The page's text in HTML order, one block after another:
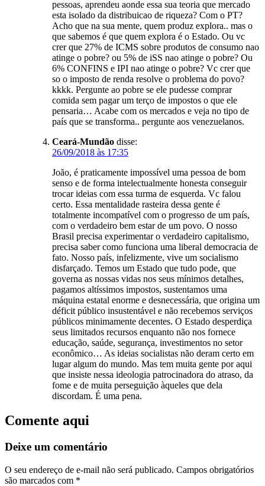
pessoas, aprendeu aonde essa sua teoria que mercado
esta isolado da distribuicao de riqueza? Com o PT?
Acho que na sua mente, quem produz explora.. mas o
que sabemos é que quem explora é o Estado. Ou vc
crer que 27% de ICMS sobre produtos de consumo nao
atinge o pobre? ou 5% de iSS nao atinge o pobre? Ou
6% CONFINS e IPI nao atinge o pobre? Vc crer que
so o imposto de renda resolve o problema do povo?
kkkk. Pergunte ao pobre se ele pudesse comprar
comida sem pagar um terço de impostos o que ele
pensaria… Acabe com os mercados e veja no tipo de
país que se transforma.. pergunte aos venezuelanos.
Ceará-Mundão disse:
26/09/2018 às 17:35
João, é praticamente impossível uma pessoa de bom
senso e de forma intelectualmente honesta conseguir
trocar ideias com essa turma de esquerda. Vc falou
certo. Essa mentalidade rasteira dessa gente é
totalmente incompatível com o progresso de um país,
com o verdadeiro bem estar de um povo. O nosso
Brasil precisa experimentar o verdadeiro capitalismo,
precisa saber como funciona uma liberal democracia de
fato. Nosso país, infelizmente, vive um socialismo
disfarçado. Temos um Estado que tudo pode, que
governa as nossas vidas nos seus mínimos detalhes,
pagamos altíssimos impostos, sustentamos uma
máquina estatal enorme e desnecessária, que origina um
déficit público insustentável e não recebemos serviços
públicos minimamente decentes. O Estado desperdiça
seus limitados recursos enquanto não nos fornece
educação, saúde, segurança, investimentos no setor
econômico… As ideias socialistas não deram certo em
lugar algum do mundo. Mas tem muita gente por aqui
que insiste nessa ideologia patrocinadora do atraso, da
fome e de muita perseguição àqueles que dela
discordam. É uma pena.
Comente aqui
Deixe um comentário
O seu endereço de e-mail não será publicado. Campos obrigatórios
são marcados com *